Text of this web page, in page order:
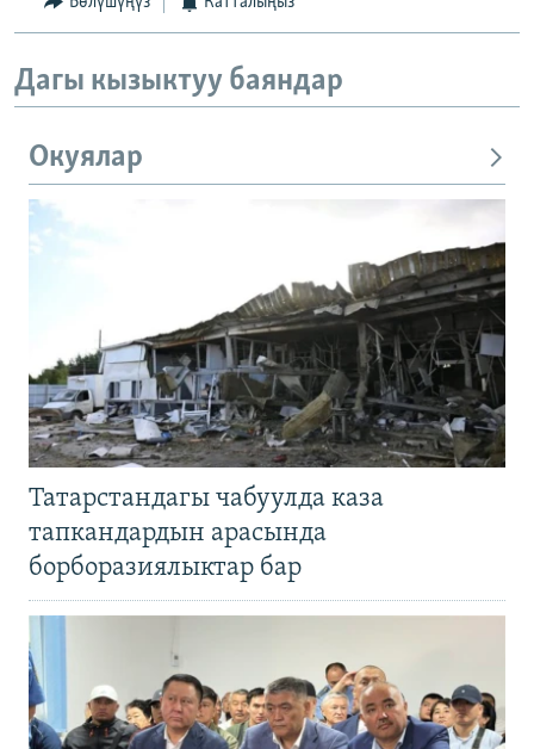
Дагы кызыктуу баяндар
Окуялар
Татарстандагы чабуулда каза
тапкандардын арасында
борборазиялыктар бар